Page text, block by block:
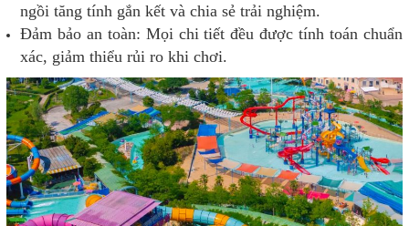
ngồi tăng tính gắn kết và chia sẻ trải nghiệm.
Đảm bảo an toàn: Mọi chi tiết đều được tính toán chuẩn
xác, giảm thiểu rủi ro khi chơi.